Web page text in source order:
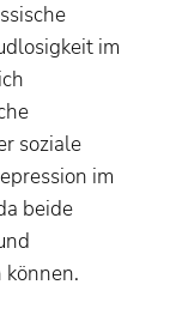
im
soziale
im
beide